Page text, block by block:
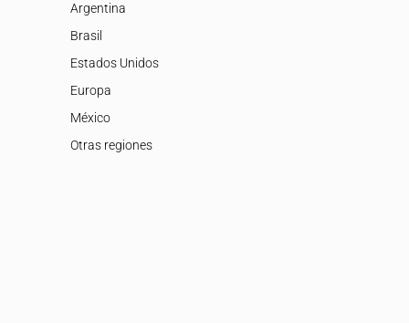
Argentina
Brasil
Estados Unidos
Europa
México
Otras regiones